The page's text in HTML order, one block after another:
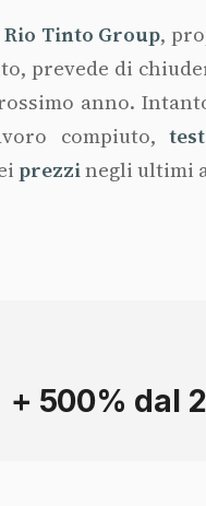
Rio Tinto Group,
prevede di
anno.
compiuto,
prezzinegli ultimi
+ 500% dal